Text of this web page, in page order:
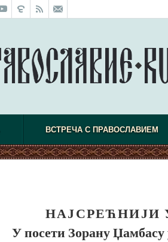
ВСТРЕЧА С ПРАВОСЛАВИЕМ
У посети Зорану Џамбасу